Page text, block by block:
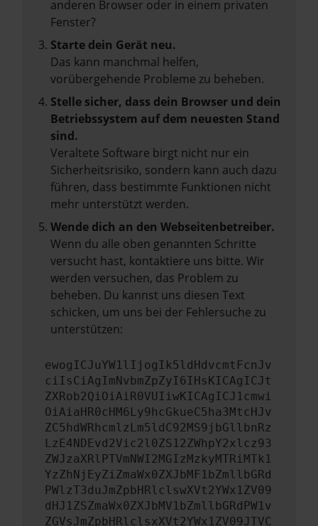
anderen Browser oder in einem privaten
Fenster?
Starte dein Gerät neu.
Das kann manchmal helfen,
vorübergehende Probleme zu beheben.
Stelle sicher, dass dein Browser und dein
Betriebssystem auf dem neuesten Stand
sind.
Veraltete Software birgt nicht nur ein
Sicherheitsrisiko, sondern kann auch dazu
führen, dass bestimmte Funktionen nicht
mehr unterstützt werden.
Wende dich an den Webseitenbetreiber.
Wenn du alle oben genannten Schritte
versucht hast, kontaktiere uns bitte. Wir
werden versuchen, das Problem zu
beheben. Du kannst uns diesen Text
schicken, um uns bei der Fehlersuche zu
unterstützen:
ewogICJuYW1lIjogIk5ldHdvcmtFcnJv
ciIsCiAgImNvbmZpZyI6IHsKICAgICJt
ZXRob2QiOiAiR0VUIiwKICAgICJ1cmwi
OiAiaHR0cHM6Ly9hcGkueC5ha3MtcHJv
ZC5hdWRhcmlzLm5ldC92MS9jbGllbnRz
LzE4NDEvd2Vic2l0ZS12ZWhpY2xlcz93
ZWJzaXRlPTVmNWI2MGIzMzkyMTRiMTk1
YzZhNjEyZiZmaWx0ZXJbMF1bZmllbGRd
PWlzT3duJmZpbHRlclswXVt2YWx1ZV09
dHJ1ZSZmaWx0ZXJbMV1bZmllbGRdPW1v
ZGVsJmZpbHRlclsxXVt2YWx1ZV09JTVC